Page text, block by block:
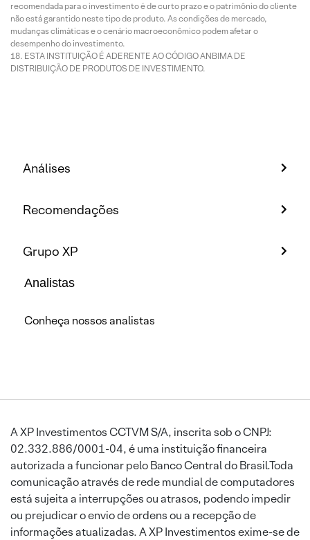
recomendada para o investimento é de curto prazo e o patrimônio do cliente
não está garantido neste tipo de produto. As condições de mercado,
mudanças climáticas e o cenário macroeconômico podem afetar o
desempenho do investimento.
ESTA INSTITUIÇÃO É ADERENTE AO CÓDIGO ANBIMA DE
DISTRIBUIÇÃO DE PRODUTOS DE INVESTIMENTO.
Análises
Recomendações
Grupo XP
Analistas
Conheça nossos analistas
A XP Investimentos CCTVM S/A, inscrita sob o CNPJ:
02.332.886/0001-04, é uma instituição financeira
autorizada a funcionar pelo Banco Central do Brasil.Toda
comunicação através de rede mundial de computadores
está sujeita a interrupções ou atrasos, podendo impedir
ou prejudicar o envio de ordens ou a recepção de
informações atualizadas. A XP Investimentos exime-se de